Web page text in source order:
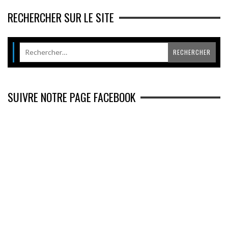
RECHERCHER SUR LE SITE
SUIVRE NOTRE PAGE FACEBOOK